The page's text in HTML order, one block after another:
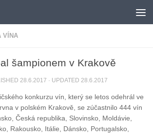
VÍNA
šampionem v Krakově
28.6.2017 · UPDATED 28.6.2017
konkurzu vín, který se letos odehrál ve
v polském Krakově, se zúčastnilo 444 vín
Česká republika, Slovinsko, Moldávie,
Rakousko, Itálie, Dánsko, Portugalsko,